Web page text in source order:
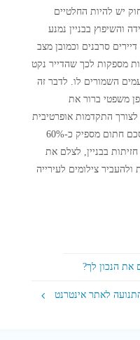
יש להיות החלטיים
והשיפוץ בבניין נמנע
סרבנים וכמובן מצב
מספקות לכך שהדייר נקט
השמורים לו. לדבר זה
משפטי ברור את
התקדמות אופרטיבית
יש להציג חוזה עם הקבלן והמבצע, הסכם חתום מספיק כ-60%
מהדיירים להרכיב פיגומים לפחות ב-2 חזיתות בבניין, לצלם את
צילומים לעירייה
את הנכון לך?
לאתר אינטרנט